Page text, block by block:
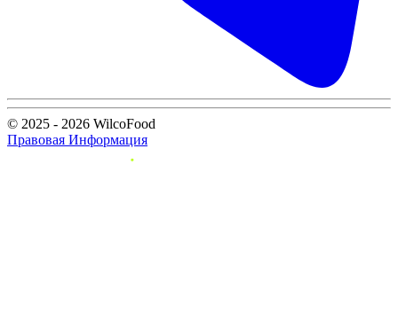
© 2025 - 2026 WilcoFood
Правовая Информация